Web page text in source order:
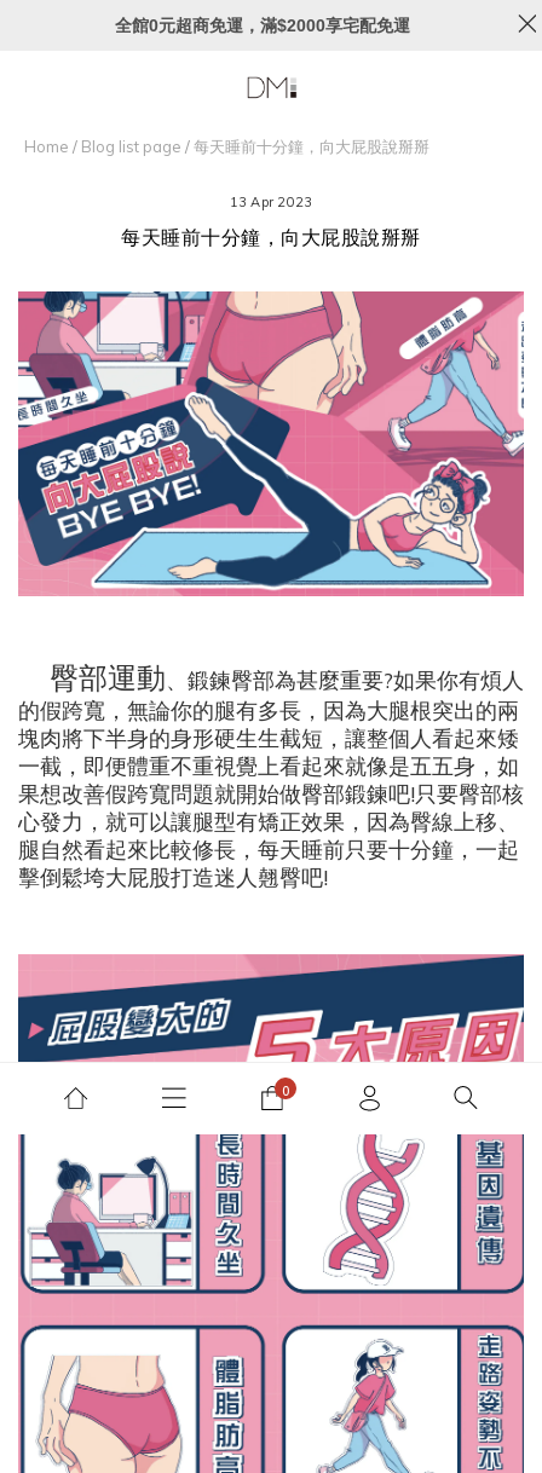
Home / Blog list page /每天睡前十分鐘，向大屁股說掰掰
13 Apr 2023
每天睡前十分鐘，向大屁股說掰掰
臀部運動、鍛鍊臀部為甚麼重要?如果你有煩人
的假跨寬，無論你的腿有多長，因為大腿根突出的兩
塊肉將下半身的身形硬生生截短，讓整個人看起來矮
一截，即便體重不重視覺上看起來就像是五五身，如
果想改善假跨寬問題就開始做臀部鍛鍊吧!只要臀部核
心發力，就可以讓腿型有矯正效果，因為臀線上移、
腿自然看起來比較修長，每天睡前只要十分鐘，一起
擊倒鬆垮大屁股打造迷人翹臀吧!
全館0元超商免運，滿$2000享宅配免運